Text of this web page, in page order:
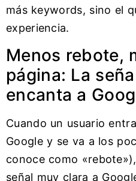
más keywords, sino el
experiencia.
Menos rebote,
página: La
encanta a
Cuando un usuario
Google y se va a los
conoce como
señal muy clara a